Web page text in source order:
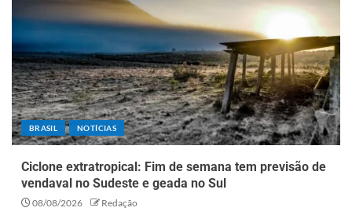
BRASIL NOTÍCIAS
Ciclone extratropical: Fim de semana tem previsão de
vendaval no Sudeste e geada no Sul
08/08/2026 Redação